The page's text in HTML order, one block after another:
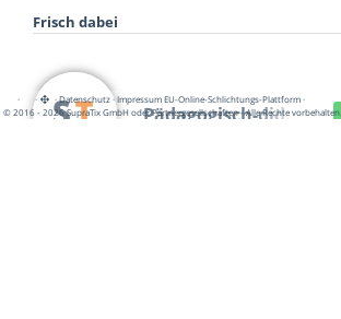
Frisch dabei
Pädagogisch-did…
· · ·Datenschutz·Impressum EU-Online-Schlichtungs-Plattform·
© 2016 - 2026 SupraTix GmbH oder Partnergesellschaften - Alle Rechte vorbehalten.